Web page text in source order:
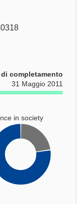
di completamento
31 Maggio 2011
in society